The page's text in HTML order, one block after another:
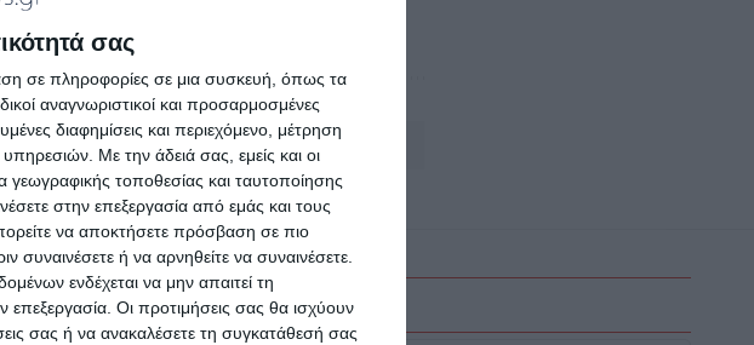
σας
σε πληροφορίες σε μια συσκευή, όπως τα
αναγνωριστικοί και προσαρμοσμένες
διαφημίσεις και περιεχόμενο, μέτρηση
υπηρεσιών. Με την άδειά σας, εμείς και οι
γεωγραφικής τοποθεσίας και ταυτοποίησης
στην επεξεργασία από εμάς και τους
να αποκτήσετε πρόσβαση σε πιο
συναινέσετε ή να αρνηθείτε να συναινέσετε.
ενδέχεται να μην απαιτεί τη
επεξεργασία. Οι προτιμήσεις σας θα ισχύουν
σας ή να ανακαλέσετε τη συγκατάθεσή σας
διαχείριση του χρόνου.
Αφήστε ένα σχόλιο